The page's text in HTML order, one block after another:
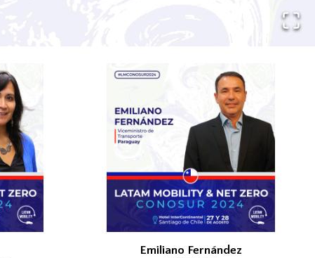
Emiliano Fernández